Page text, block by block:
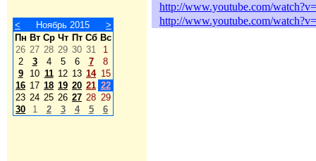
< Ноябрь 2015
>
Пн Вт Ср Чт Пт Сб Вс
26 27 28 29 30 31
1
2
3 4 5 6 7
8
9
10 11 12 13 14 15
16 17 18 19 20 21 22
23 24 25 26 27 28 29
30
1 2 3 4 5 6
http://www.youtube.com/
http://www.youtube.com/